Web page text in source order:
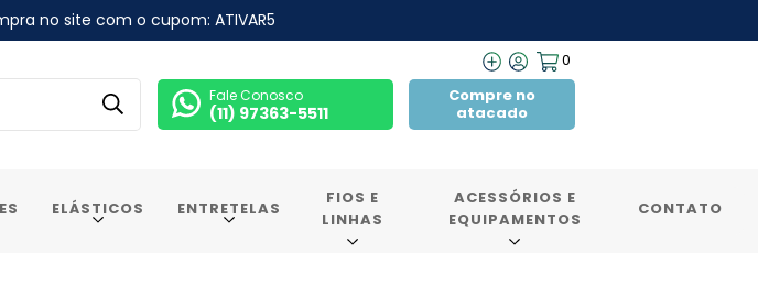
no site com o cupom: ATIVAR5
0
Fale Conosco
(11) 97363-5511
Compre no
atacado
ELÁSTICOS ENTRETELAS
FIOS E
LINHAS
ACESSÓRIOS E
EQUIPAMENTOS
CONTATO